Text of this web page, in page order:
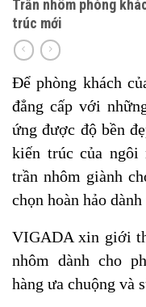
Trần nhôm phòng
trúc mới
Để phòng khách
đẳng cấp với
ứng được độ bền
kiến trúc của
trần nhôm giành
chọn hoàn hảo dành
VIGADA xin giới
nhôm dành cho
hàng ưa chuộng và